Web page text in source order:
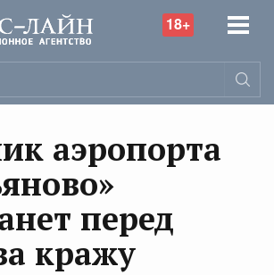
18+
аэропорта
перед
кражу